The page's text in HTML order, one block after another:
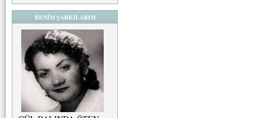
BENİM ŞARKILARIM